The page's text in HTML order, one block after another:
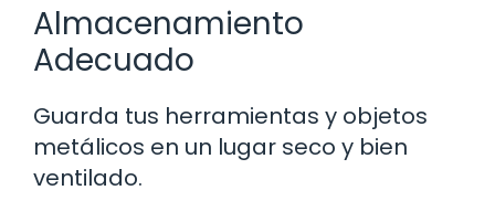
Almacenamiento
Adecuado
Guarda tus herramientas y objetos
metálicos en un lugar seco y bien
ventilado.